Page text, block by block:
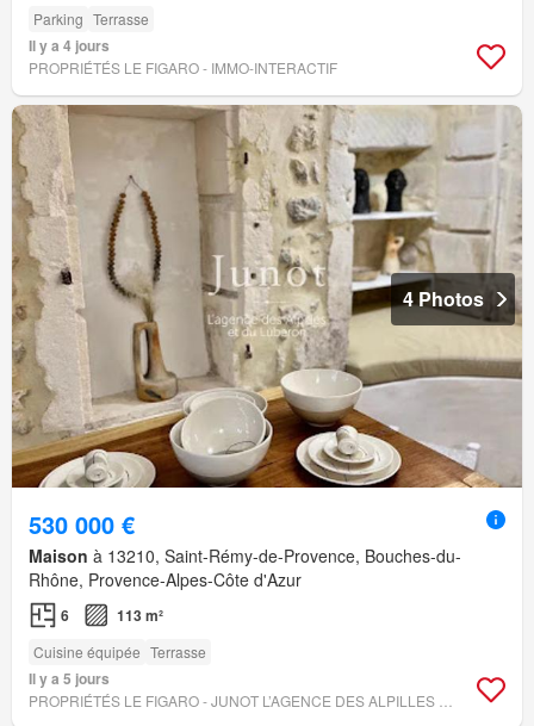
Parking Terrasse
Il y a 4 jours
PROPRIÉTÉS LE FIGARO - IMMO-INTERACTIF
4 Photos
530 000 €
Maison à 13210, Saint-Rémy-de-Provence, Bouches-du-
Rhône, Provence-Alpes-Côte d'Azur
6 113 m²
Cuisine équipée Terrasse
Il y a 5 jours